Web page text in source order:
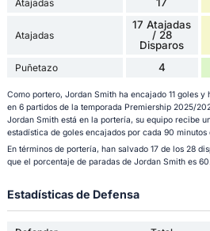
Atajadas
Atajadas
17 Atajadas
/ 28
Disparos
Puñetazo 4
Como portero, Jordan Smith ha encajado 11 goles
en 6 partidos de la temporada Premiership 2025/
Jordan Smith está en la portería, su equipo recibe
estadística de goles encajados por cada 90 minutos
En términos de portería, han salvado 17 de los 28
que el porcentaje de paradas de Jordan Smith es
Estadísticas de Defensa